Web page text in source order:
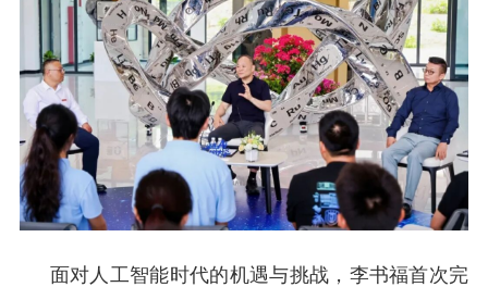
面对人工智能时代的机遇与挑战，李书福首次完